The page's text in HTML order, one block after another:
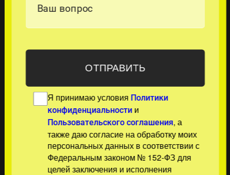
Ваш вопрос
Я принимаю условия Политики
конфиденциальности и
Пользовательского соглашения , а
также даю согласие на обработку моих
персональных данных в соответствии с
Федеральным законом № 152-ФЗ для
целей заключения и исполнения